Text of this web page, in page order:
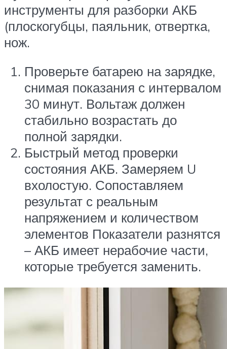
инструменты для разборки АКБ
(плоскогубцы, паяльник, отвертка,
нож.
Проверьте батарею на зарядке,
снимая показания с интервалом
30 минут. Вольтаж должен
стабильно возрастать до
полной зарядки.
Быстрый метод проверки
состояния АКБ. Замеряем U
вхолостую. Сопоставляем
результат с реальным
напряжением и количеством
элементов Показатели разнятся
– АКБ имеет нерабочие части,
которые требуется заменить.